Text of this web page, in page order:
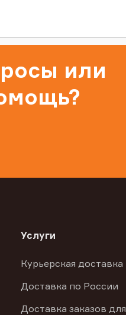
или
Услуги
Курьерская доставка
Доставка по России
Доставка заказов для